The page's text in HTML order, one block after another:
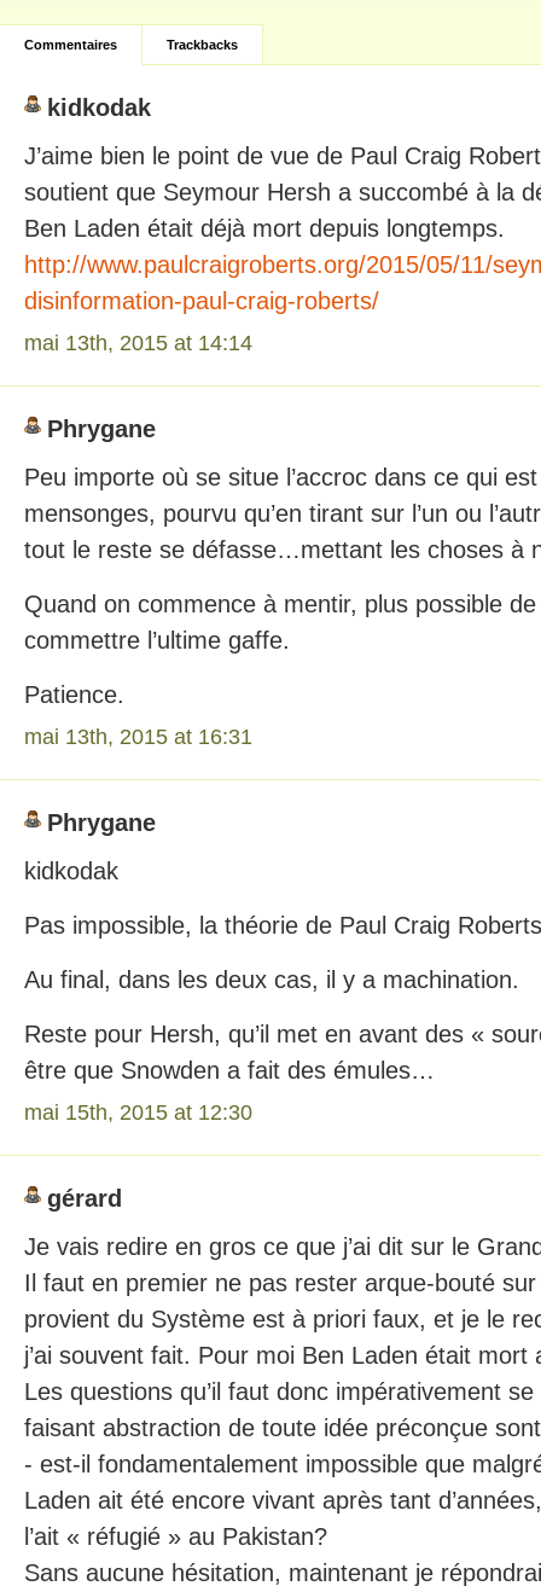
Commentaires Trackbacks
kidkodak
J’aime bien le point de vue de Paul Craig
soutient que Seymour Hersh a succombé à la
Ben Laden était déjà mort depuis longtemps.
http://www.paulcraigroberts.org/2015/05/11/
disinformation-paul-craig-roberts/
mai 13th, 2015 at 14:14
Phrygane
Peu importe où se situe l’accroc dans ce qui
mensonges, pourvu qu’en tirant sur l’un ou
tout le reste se défasse…mettant les choses à
Quand on commence à mentir, plus possible de
commettre l’ultime gaffe.
Patience.
mai 13th, 2015 at 16:31
Phrygane
kidkodak
Pas impossible, la théorie de Paul Craig
Au final, dans les deux cas, il y a machination.
Reste pour Hersh, qu’il met en avant des «
être que Snowden a fait des émules…
mai 15th, 2015 at 12:30
gérard
Je vais redire en gros ce que j’ai dit sur le
Il faut en premier ne pas rester arque-bouté sur
provient du Système est à priori faux, et je le
j’ai souvent fait. Pour moi Ben Laden était
Les questions qu’il faut donc impérativement
faisant abstraction de toute idée préconçue
- est-il fondamentalement impossible que
Laden ait été encore vivant après tant
l’ait « réfugié » au Pakistan?
Sans aucune hésitation, maintenant je